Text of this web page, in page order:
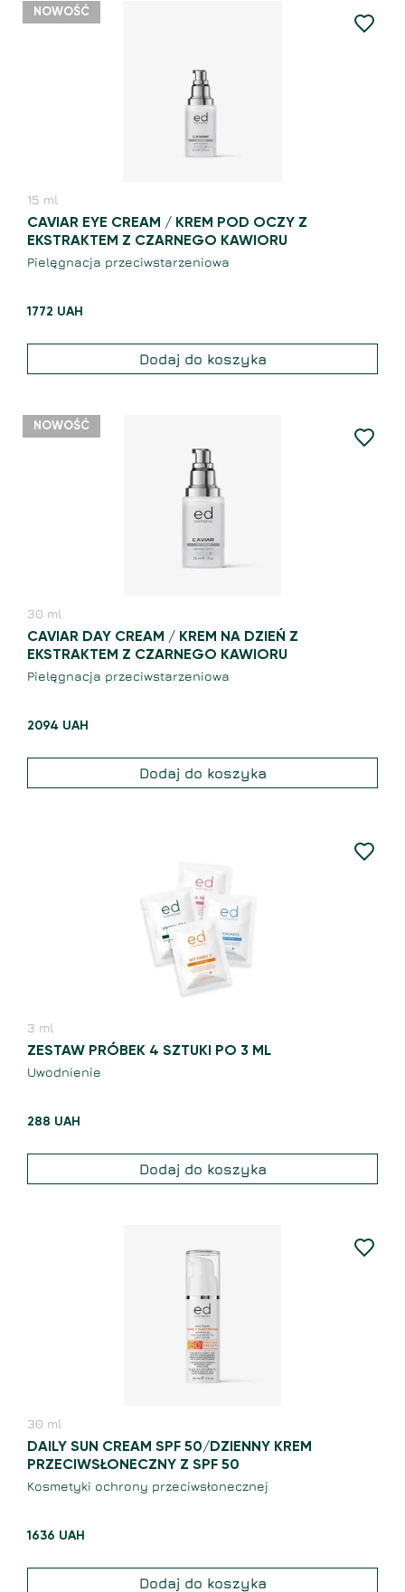
NOWOŚĆ
15 ml
CAVIAR EYE CREAM / KREM POD OCZY Z
EKSTRAKTEM Z CZARNEGO KAWIORU
Pielęgnacja przeciwstarzeniowa
1772 UAH
Dodaj do koszyka
NOWOŚĆ
30 ml
CAVIAR DAY CREAM / KREM NA DZIEŃ Z
EKSTRAKTEM Z CZARNEGO KAWIORU
Pielęgnacja przeciwstarzeniowa
2094 UAH
Dodaj do koszyka
3 ml
ZESTAW PRÓBEK 4 SZTUKI PO 3 ML
Uwodnienie
288 UAH
Dodaj do koszyka
30 ml
DAILY SUN CREAM SPF 50/DZIENNY KREM
PRZECIWSŁONECZNY Z SPF 50
Kosmetyki ochrony przeciwsłonecznej
1636 UAH
Dodaj do koszyka